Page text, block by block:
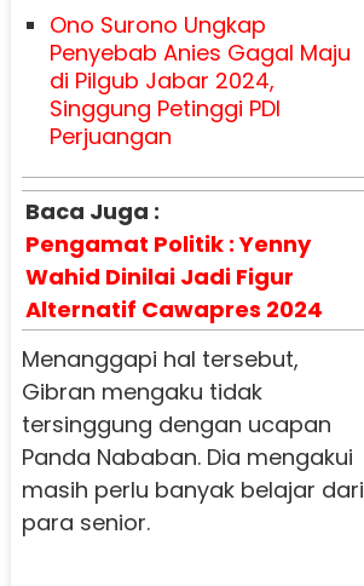
Ono Surono Ungkap
Penyebab Anies Gagal Maju
di Pilgub Jabar 2024,
Singgung Petinggi PDI
Perjuangan
Baca Juga :
Pengamat Politik : Yenny
Wahid Dinilai Jadi Figur
Alternatif Cawapres 2024
Menanggapi hal tersebut,
Gibran mengaku tidak
tersinggung dengan ucapan
Panda Nababan. Dia mengakui
masih perlu banyak belajar dari
para senior.